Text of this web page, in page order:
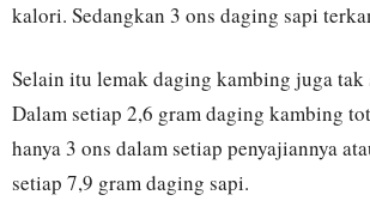
kalori. Sedangkan 3 ons daging sapi
Selain itu lemak daging kambing juga tak
Dalam setiap 2,6 gram daging kambing
hanya 3 ons dalam setiap penyajiannya
setiap 7,9 gram daging sapi.